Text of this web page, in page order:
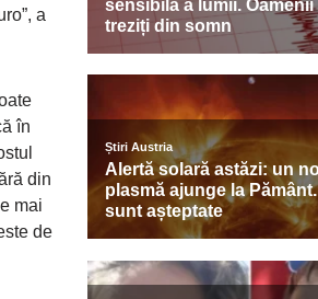
a
în
din
mai
de